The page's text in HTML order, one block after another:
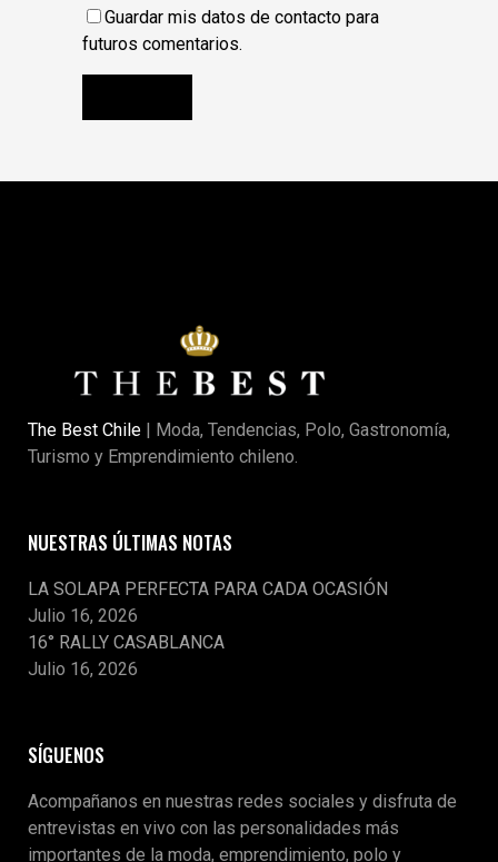
Guardar mis datos de contacto para
futuros comentarios.
The Best Chile | Moda, Tendencias, Polo, Gastronomía,
Turismo y Emprendimiento chileno.
NUESTRAS ÚLTIMAS NOTAS
LA SOLAPA PERFECTA PARA CADA OCASIÓN
Julio 16, 2026
16° RALLY CASABLANCA
Julio 16, 2026
SÍGUENOS
Acompañanos en nuestras redes sociales y disfruta de
entrevistas en vivo con las personalidades más
importantes de la moda, emprendimiento, polo y